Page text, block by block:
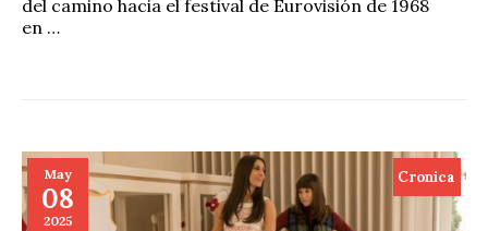
del camino hacia el festival de Eurovisión de 1968
en …
May
08
2025
Cronica